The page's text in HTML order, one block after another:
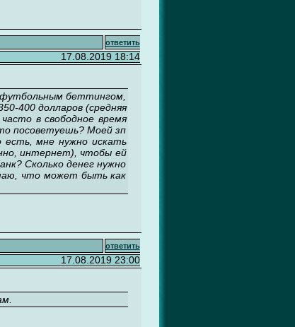
ответить
17.08.2019 18:14
беттингом,
400 долларов (средняя
в свободное время
посоветуешь? Моей зп
есть, мне нужно искать
интернет), чтобы ей
Сколько денег нужно
что может быть как
ответить
17.08.2019 23:00